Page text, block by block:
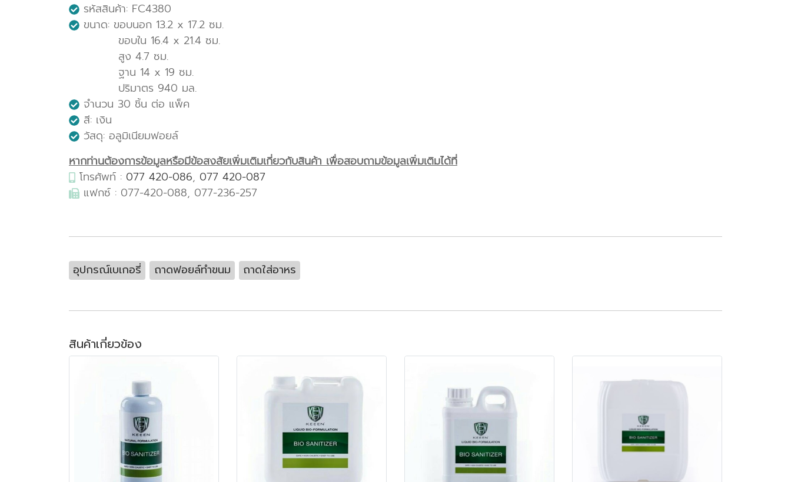
รหัสสินค้า: FC4380
ขนาด: ขอบนอก 13.2 x 17.2 ซม.
ขอบใน 16.4 x 21.4 ซม.
สูง 4.7 ซม.
ฐาน 14 x 19 ซม.
ปริมาตร 940 มล.
จำนวน 30 ชิ้น ต่อ แพ็ค
สี: เงิน
วัสดุ: อลูมิเนียมฟอยล์
หากท่านต้องการข้อมูลหรือมีข้อสงสัยเพิ่มเติมเกี่ยวกับสินค้า เพื่อสอบถามข้อมูลเพิ่มเติมได้ที่
โทรศัพท์ : 077 420-086, 077 420-087
แฟกซ์ : 077-420-088, 077-236-257
อุปกรณ์เบเกอรี่ ถาดฟอยล์ทำขนม ถาดใส่อาหร
สินค้าเกี่ยวข้อง